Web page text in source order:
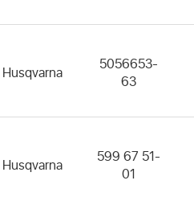
Husqvarna
5056653-
63
Husqvarna
599 67 51-
01